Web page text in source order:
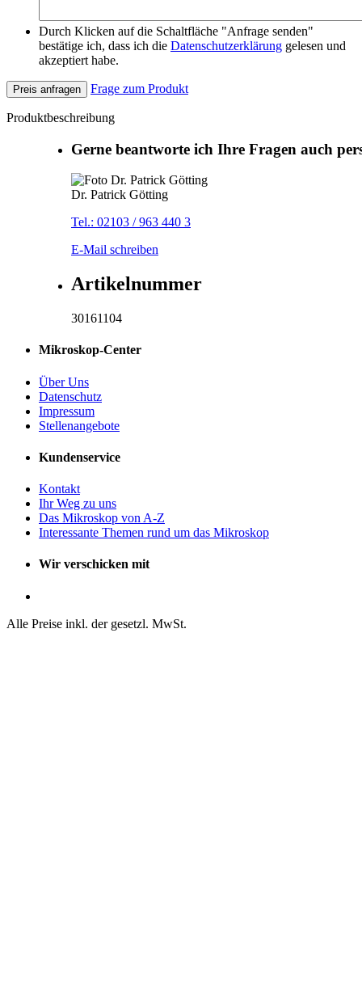
Durch Klicken auf die Schaltfläche "Anfrage senden"
bestätige ich, dass ich die Datenschutzerklärung gelesen und
akzeptiert habe.
Preis anfragen Frage zum Produkt
Produktbeschreibung
Gerne beantworte ich Ihre Fragen auch
Dr. Patrick Götting
Tel.: 02103 / 963 440 3
E-Mail schreiben
Artikelnummer
30161104
Mikroskop-Center
Über Uns
Datenschutz
Impressum
Stellenangebote
Kundenservice
Kontakt
Ihr Weg zu uns
Das Mikroskop von A-Z
Interessante Themen rund um das Mikroskop
Wir verschicken mit
Alle Preise inkl. der gesetzl. MwSt.